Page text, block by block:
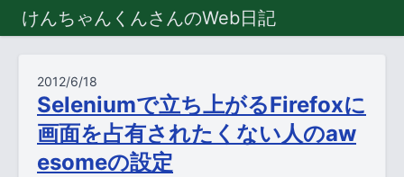
けんちゃんくんさんのWeb日記
2012/6/18
Seleniumで立ち上がるFirefoxに
画面を占有されたくない人のaw
esomeの設定